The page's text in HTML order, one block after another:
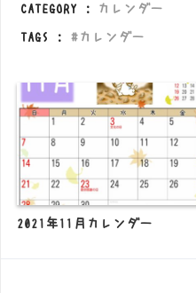
CATEGORY : カレンダー
TAGS : カレンダー
2021年11月カレンダー